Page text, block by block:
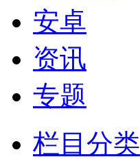
安卓
资讯
专题
栏目分类